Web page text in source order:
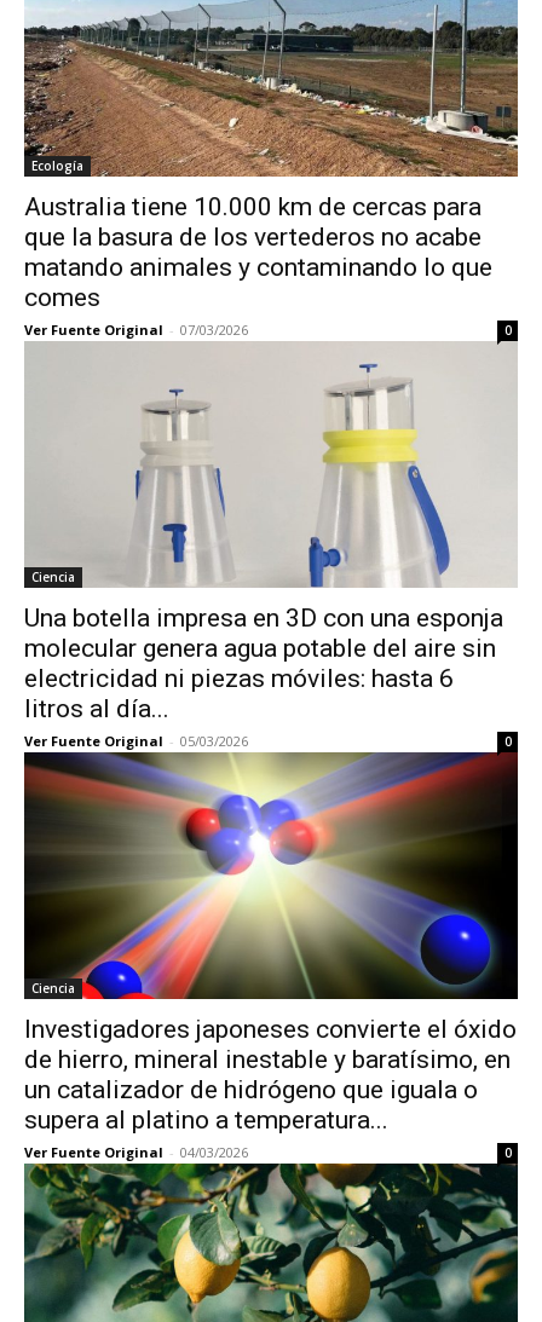
Ecología
Australia tiene 10.000 km de cercas para
que la basura de los vertederos no acabe
matando animales y contaminando lo que
comes
Ver Fuente Original - 07/03/2026 0
Ciencia
Una botella impresa en 3D con una esponja
molecular genera agua potable del aire sin
electricidad ni piezas móviles: hasta 6
litros al día...
Ver Fuente Original - 05/03/2026 0
Ciencia
Investigadores japoneses convierte el óxido
de hierro, mineral inestable y baratísimo, en
un catalizador de hidrógeno que iguala o
supera al platino a temperatura...
Ver Fuente Original - 04/03/2026 0